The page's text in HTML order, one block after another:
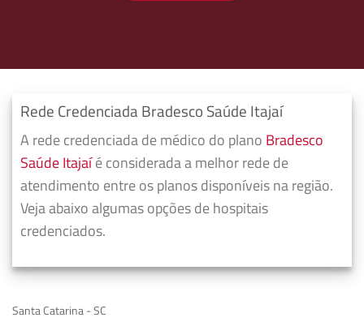
Rede Credenciada Bradesco Saúde Itajaí
A rede credenciada de médico do plano Bradesco
Saúde Itajaíé considerada a melhor rede de
atendimento entre os planos disponíveis na região.
Veja abaixo algumas opções de hospitais
credenciados.
Santa Catarina - SC